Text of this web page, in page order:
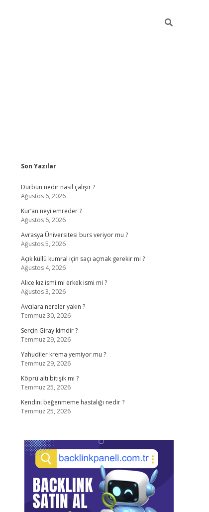
Sidebar
Son Yazılar
Dürbün nedir nasıl çalışır ?
Ağustos 6, 2026
Kur’an neyi emreder ?
Ağustos 6, 2026
Avrasya Üniversitesi burs veriyor mu ?
Ağustos 5, 2026
Açık küllü kumral için saçı açmak gerekir mi ?
Ağustos 4, 2026
Alice kız ismi mi erkek ismi mi ?
Ağustos 3, 2026
Avcılara nereler yakın ?
Temmuz 30, 2026
Serçin Giray kimdir ?
Temmuz 29, 2026
Yahudiler krema yemiyor mu ?
Temmuz 29, 2026
Köprü altı bitişik mi ?
Temmuz 25, 2026
Kendini beğenmeme hastalığı nedir ?
Temmuz 25, 2026